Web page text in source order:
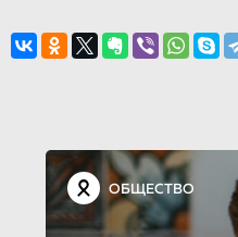
ОБЩЕСТВО